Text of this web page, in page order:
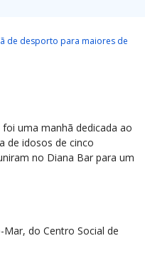
de desporto para maiores de
foi uma manhã dedicada ao
de idosos de cinco
no Diana Bar para um
do Centro Social de